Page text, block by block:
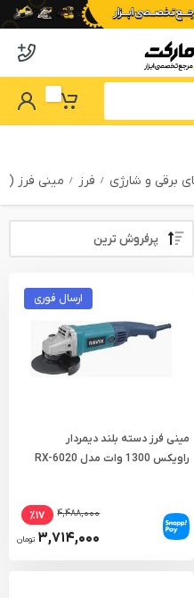
My Basket
Password
برقی و شارژی فرز مینی فرز
ارسال فوری
مینی فرز دسته بلند دیمردار
راویکس 1300 وات مدل RX-6020
۴,۴۸۸,۰۰۰ ٪۱۷
۳,۷۱۴,۰۰۰ تومان